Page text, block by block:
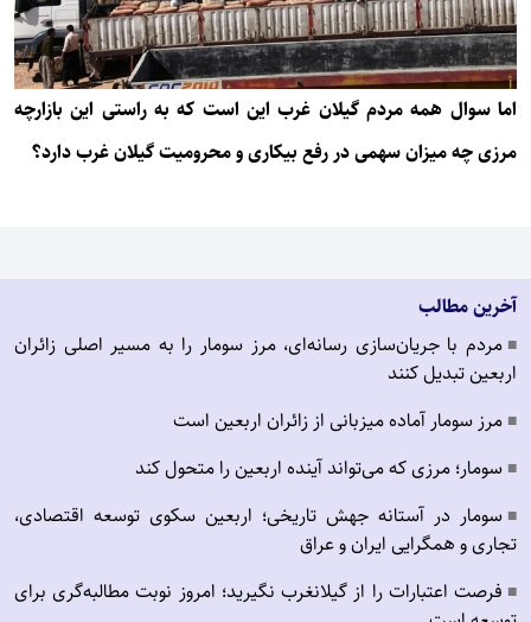
اما سوال همه مردم گیلان غرب این است که به راستی این بازارچه
مرزی چه میزان سهمی در رفع بیکاری و محرومیت گیلان غرب دارد؟
آخرین مطالب
■ مردم با جریان‌سازی رسانه‌ای، مرز سومار را به مسیر اصلی زائران
اربعین تبدیل کنند
■ مرز سومار آماده میزبانی از زائران اربعین است
■ سومار؛ مرزی که می‌تواند آینده اربعین را متحول کند
■ سومار در آستانه جهش تاریخی؛ اربعین سکوی توسعه اقتصادی،
تجاری و همگرایی ایران و عراق
■ فرصت اعتبارات را از گیلانغرب نگیرید؛ امروز نوبت مطالبه‌گری برای